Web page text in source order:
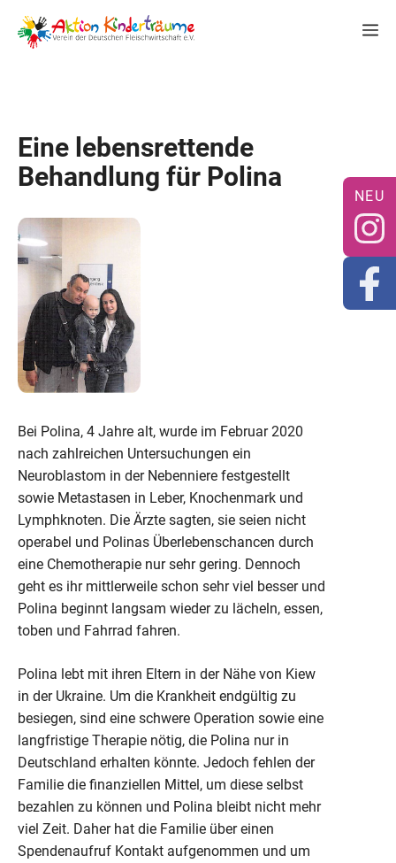
Inhalt
springen
Eine lebensrettende
Behandlung für Polina
Bei Polina, 4 Jahre alt, wurde im Februar 2020
nach zahlreichen Untersuchungen ein
Neuroblastom in der Nebenniere festgestellt
sowie Metastasen in Leber, Knochenmark und
Lymphknoten. Die Ärzte sagten, sie seien nicht
operabel und Polinas Überlebenschancen durch
eine Chemotherapie nur sehr gering. Dennoch
geht es ihr mittlerweile schon sehr viel besser und
Polina beginnt langsam wieder zu lächeln, essen,
toben und Fahrrad fahren.
Polina lebt mit ihren Eltern in der Nähe von Kiew
in der Ukraine. Um die Krankheit endgültig zu
besiegen, sind eine schwere Operation sowie eine
langfristige Therapie nötig, die Polina nur in
Deutschland erhalten könnte. Jedoch fehlen der
Familie die finanziellen Mittel, um diese selbst
bezahlen zu können und Polina bleibt nicht mehr
viel Zeit. Daher hat die Familie über einen
Spendenaufruf Kontakt aufgenommen und um